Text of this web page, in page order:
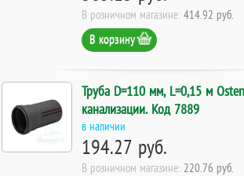
В розничном магазине: 414.92 руб.
В корзину
Труба D=110 мм, L=0,15 м
канализации. Код 7889
в наличии
194.27 руб.
В розничном магазине: 220.76 руб.